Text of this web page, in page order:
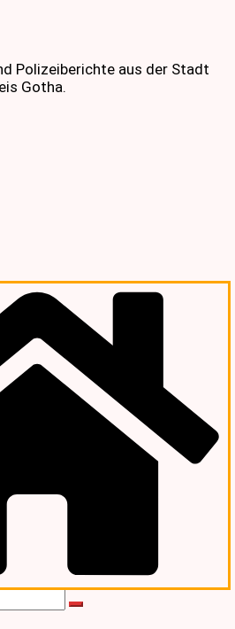
Polizeiberichte aus der Stadt
Gotha.